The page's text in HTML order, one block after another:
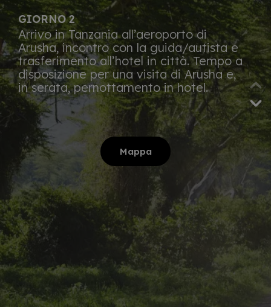
GIORNO 2
Arrivo in Tanzania all’aeroporto di
Arusha, incontro con la guida/autista e
trasferimento all’hotel in città. Tempo a
disposizione per una visita di Arusha e,
in serata, pernottamento in hotel.
Mappa